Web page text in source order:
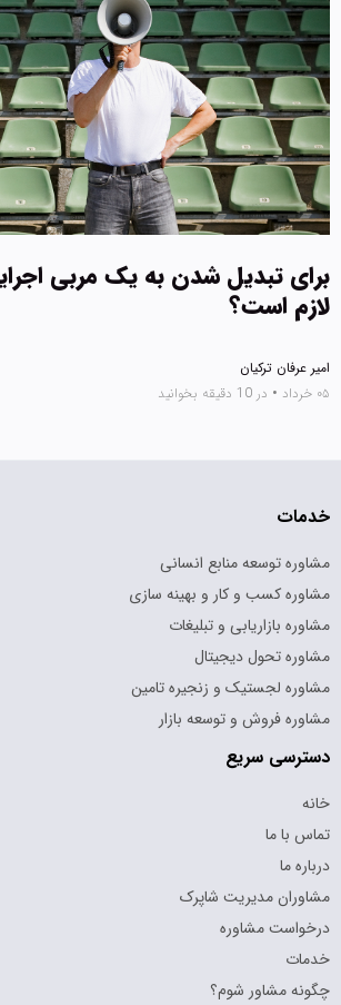
برای تبدیل شدن به یک مربی
لازم است؟
امیر عرفان ترکیان
۰۵ خرداد
• در 10 دقیقه بخوانید
خدمات
مشاوره توسعه منابع انسانی
مشاوره کسب و کار و بهینه سازی
مشاوره بازاریابی و تبلیغات
مشاوره تحول دیجیتال
مشاوره لجستیک و زنجیره تامین
مشاوره فروش و توسعه بازار
دسترسی سریع
خانه
تماس با ما
درباره ما
مشاوران مدیریت شاپرک
درخواست مشاوره
خدمات
چگونه مشاور شوم؟